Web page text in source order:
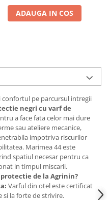
ADAUGA IN COS
pe parcursul intregii
negri cu varf de
a face fata celor mai dure
sau ateliere mecanice,
impotriva riscurilor
Marimea 44 este
spatiul necesar pentru ca
in timpul miscarii.
protectie de la Agrinin?
Varful din otel este certificat
si la forte de strivire.